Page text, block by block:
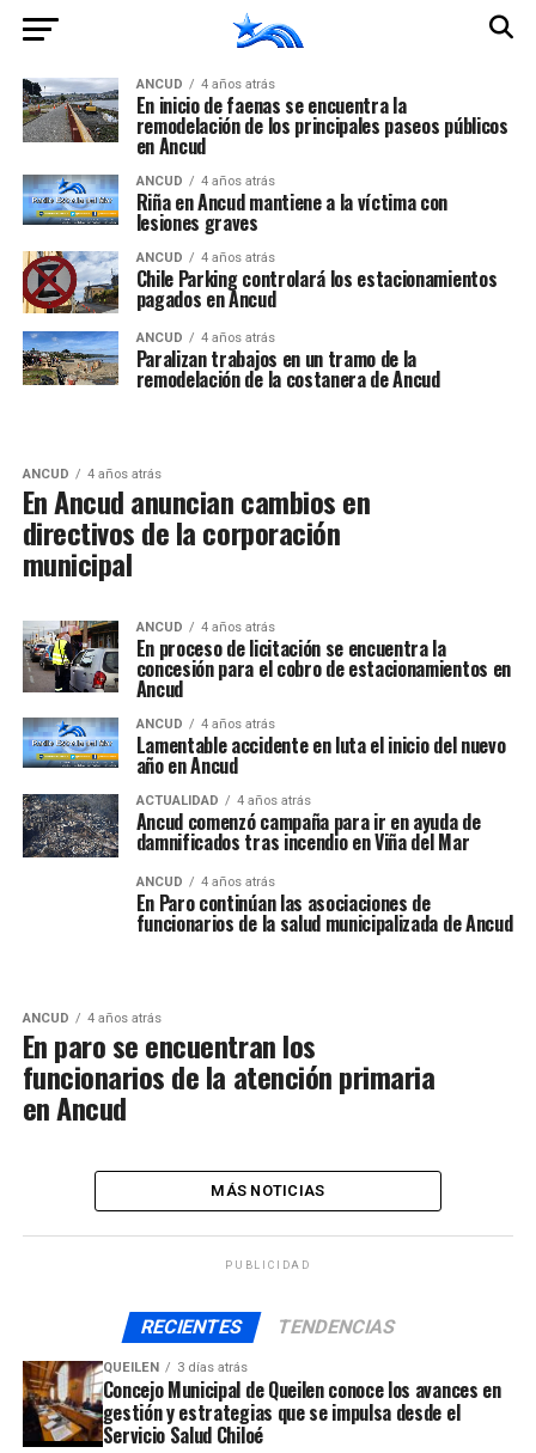
ANCUD 4 años atrás
En inicio de faenas se encuentra la
remodelación de los principales paseos públicos
en Ancud
ANCUD 4 años atrás
Riña en Ancud mantiene a la víctima con
lesiones graves
ANCUD 4 años atrás
Chile Parking controlará los estacionamientos
pagados en Ancud
ANCUD 4 años atrás
Paralizan trabajos en un tramo de la
remodelación de la costanera de Ancud
ANCUD 4 años atrás
En Ancud anuncian cambios en
directivos de la corporación
municipal
ANCUD 4 años atrás
En proceso de licitación se encuentra la
concesión para el cobro de estacionamientos en
Ancud
ANCUD 4 años atrás
Lamentable accidente en luta el inicio del nuevo
año en Ancud
ACTUALIDAD 4 años atrás
Ancud comenzó campaña para ir en ayuda de
damnificados tras incendio en Viña del Mar
ANCUD 4 años atrás
En Paro continúan las asociaciones de
funcionarios de la salud municipalizada de Ancud
ANCUD 4 años atrás
En paro se encuentran los
funcionarios de la atención primaria
en Ancud
MÁS NOTICIAS
PUBLICIDAD
RECIENTES TENDENCIAS
QUEILEN 3 días atrás
Concejo Municipal de Queilen conoce los avances en
gestión y estrategias que se impulsa desde el
Servicio Salud Chiloé